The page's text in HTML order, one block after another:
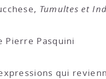
Tumultes et
Pierre Pasquini
qui